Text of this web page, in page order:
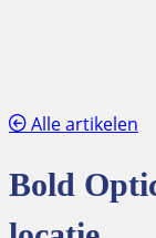
Alle artikelen
Bold